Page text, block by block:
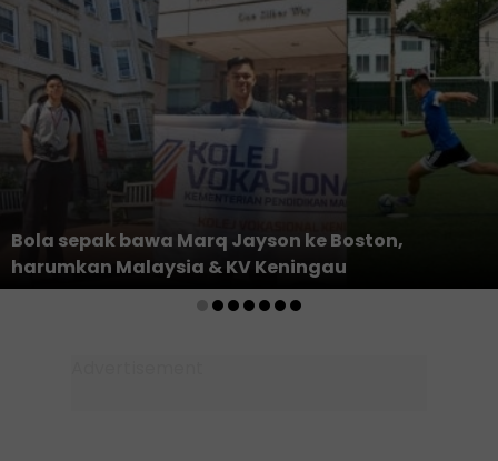
Bola sepak bawa Marq Jayson ke Boston,
harumkan Malaysia & KV Keningau